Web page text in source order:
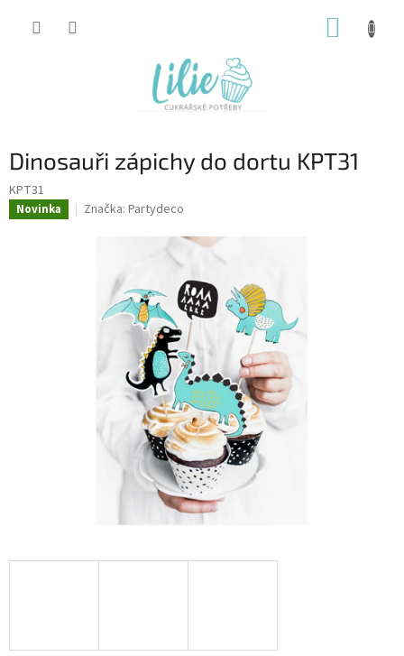
Dinosauři zápichy do dortu KPT31
KPT31
Novinka Značka: Partydeco